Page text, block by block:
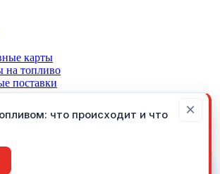
вы соглашаетесь с тем, что
карты
на топливо
поставки
×
что происходит и что